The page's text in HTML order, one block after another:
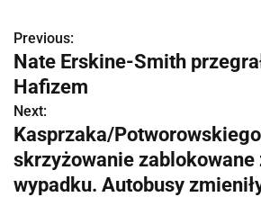
N
a
w
i
g
Previous:
Nate Erskine-Smith
Hafizem
Next:
Kasprzaka/
skrzyżowanie zablokowane
wypadku. Autobusy